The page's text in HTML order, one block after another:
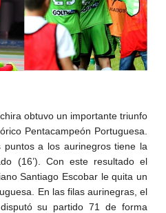
obtuvo un importante triunfo
Pentacampeón Portuguesa.
a los aurinegros tiene la
(16’). Con este resultado el
Santiago Escobar le quita un
En las filas aurinegras, el
su partido 71 de forma